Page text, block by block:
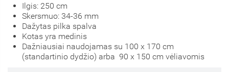
Ilgis: 250 cm
Skersmuo: 34-36 mm
Dažytas pilka spalva
Kotas yra medinis
Dažniausiai naudojamas su 100 x 170 cm
(standartinio dydžio) arba 90 x 150 cm vėliavomis